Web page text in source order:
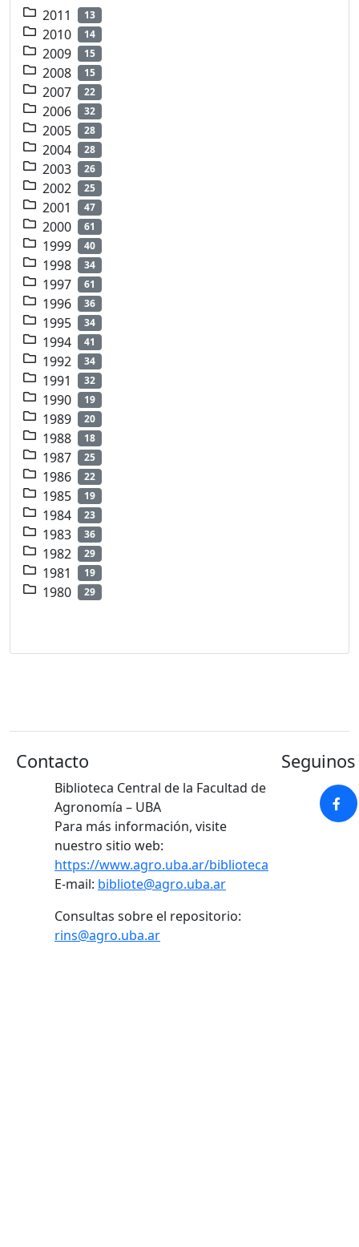
2011 13
2010 14
2009 15
2008 15
2007 22
2006 32
2005 28
2004 28
2003 26
2002 25
2001 47
2000 61
1999 40
1998 34
1997 61
1996 36
1995 34
1994 41
1992 34
1991 32
1990 19
1989 20
1988 18
1987 25
1986 22
1985 19
1984 23
1983 36
1982 29
1981 19
1980 29
Contacto
Biblioteca Central de la Facultad de
Agronomía – UBA
Para más información, visite
nuestro sitio web:
https://www.agro.uba.ar/biblioteca
E-mail: bibliote@agro.uba.ar
Consultas sobre el repositorio:
rins@agro.uba.ar